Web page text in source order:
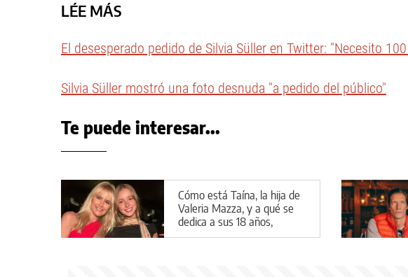
LÉE MÁS
El desesperado pedido de Silvia Süller en Twitter: "Necesito
Silvia Süller mostró una foto desnuda "a pedido del público"
Te puede interesar...
Cómo está Taína, la hija de
Valeria Mazza, y a qué se
dedica a sus 18 años,
instalada en Madrid